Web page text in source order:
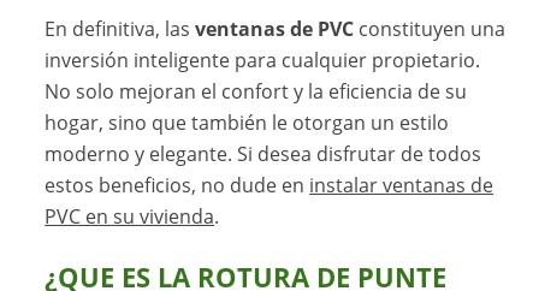
En definitiva, lasventanas de PVC constituyen una
inversión inteligente para cualquier propietario.
No solo mejoran el confort y la eficiencia de su
hogar, sino que también le otorgan un estilo
moderno y elegante. Si desea disfrutar de todos
estos beneficios, no dude en instalar ventanas de
PVC en su vivienda.
¿QUE ES LA ROTURA DE PUNTE